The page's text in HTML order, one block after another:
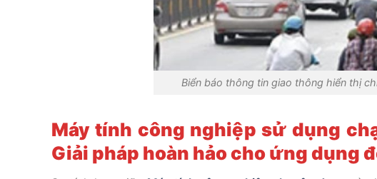
Biển báo thông tin giao thông hiển thị
Máy tính công nghiệp sử dụng
Giải pháp hoàn hảo cho ứng dụng